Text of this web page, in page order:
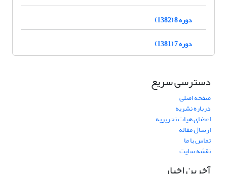
دوره 8 (1382)
دوره 7 (1381)
دسترسی سریع
صفحه اصلی
درباره نشریه
اعضای هیات تحریریه
ارسال مقاله
تماس با ما
نقشه سایت
آخرین اخبار